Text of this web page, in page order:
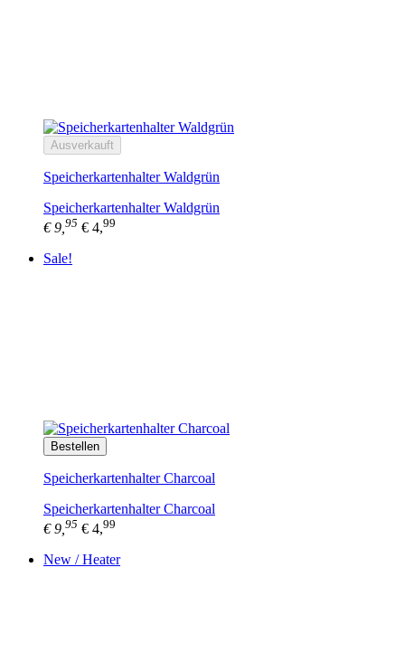
Ausverkauft
Speicherkartenhalter Waldgrün
Speicherkartenhalter Waldgrün
€ 9, 95 € 4,99
Sale!
Bestellen
Speicherkartenhalter Charcoal
Speicherkartenhalter Charcoal
€ 9, 95 € 4,99
New / Heater